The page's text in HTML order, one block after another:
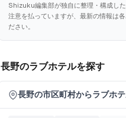
Shizuku編集部が独自に整理・構成し
注意を払っていますが、最新の情報は
ださい。
長野のラブホテルを探す
長野の市区町村からラブホ